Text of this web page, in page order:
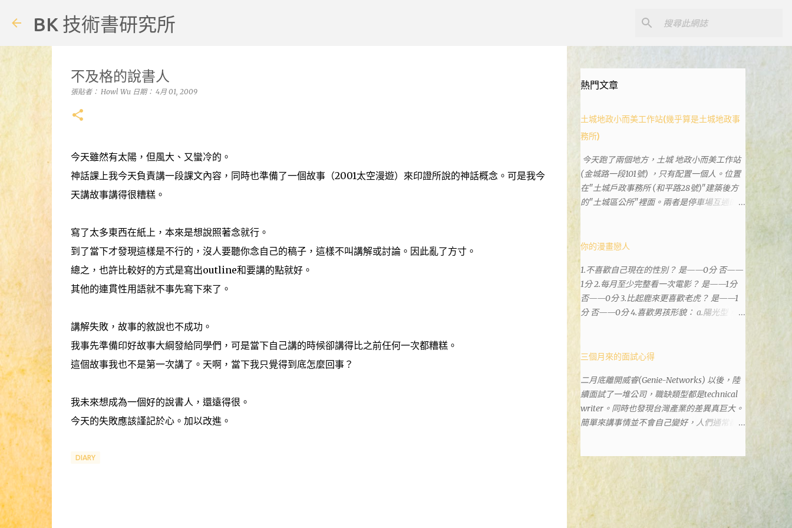
BK 技術書研究所
不及格的說書人
張貼者： Howl Wu 日期： 4月 01, 2009
今天雖然有太陽，但風大、又蠻冷的。
神話課上我今天負責講一段課文內容，同時也準備了一個故事（2001太空漫遊）來印證所說的神話概念。可是我今
天講故事講得很糟糕。
寫了太多東西在紙上，本來是想說照著念就行。
到了當下才發現這樣是不行的，沒人要聽你念自己的稿子，這樣不叫講解或討論。因此亂了方寸。
總之，也許比較好的方式是寫出outline和要講的點就好。
其他的連貫性用語就不事先寫下來了。
講解失敗，故事的敘說也不成功。
我事先準備印好故事大綱發給同學們，可是當下自己講的時候卻講得比之前任何一次都糟糕。
這個故事我也不是第一次講了。天啊，當下我只覺得到底怎麼回事？
我未來想成為一個好的說書人，還遠得很。
今天的失敗應該謹記於心。加以改進。
DIARY
熱門文章
土城地政小而美工作站(幾乎算是土城地政事
務所)
今天跑了兩個地方，土城 地政小而美工作站
(金城路一段101號) ，只有配置一個人。位置
在"土城戶政事務所 (和平路28號)"建築後方
的"土城區公所"裡面。兩者是停車場互通的，
所等建築。所以都在一塊，但你可能會走錯大
樓。 Google評論上有不少跑錯的人，以為地
政也配置在戶政事務所裡面。但其實 土城沒
有正式的地政事務所，只有地政小而美工作站
，也已經能處理大部分需求。我是因為有了法
院公文才拿到了第三類謄本的紀錄，看到以後
資源。但我不知道審判時法官會不會去調閱這
細心，在案牘勞形中，會願意為了這種小人物
受害案件去挖出更大的黑幕。 辦理人員非常
專業熱心，也非常忙碌。還告訴我目前需要的
關鍵特定檔案(原案登記簿案件，接露轉手時
務所 )去取得。不過實際到了現場發現還是需
要法院的正式行文才可以拿到這些檔案，因為
我並非權利人，只是被捲入事件的租客。 在
這過程中我覺得很像行走於沙漠的求生者，在
一個小綠洲受到指引要繼續往某個方向才能脫
你的漫畫戀人
1.不喜歡自己現在的性別？ 是——0分 否——
1分 2.每月至少完整看一次電影？ 是——1分
否——0分 3.比起鹿來更喜歡老虎？ 是——1
分 否——0分 4.喜歡男孩形貌： a.陽光型，很
可愛——4分 5.喜歡女孩形貌： a.楚楚動人，
麗高貴的大家閨秀－3分 d.頹廢另類狂放——1
分 6.希望戀人的姓氏： a.大眾化——1分 b.罕
見，古色古香的複姓——2分 c.配上名字動聽
——4分 d.叫什麼都無所謂——3分 7.下列活動
午檯球——3分 c.正式的舞會——4分 d.猜謎或
搶答——2分 8.橡皮與立可白，更常用： 橡皮
——1分 立可白——0分 9.喜歡下列哪一種顏
色搭配： a.紅加黑——1分 b.金加銀——2分 c.
粉加白——4分 d.粉加灰——3分 10.有多少特
長？ a.沒有——2分 b.1、2項——4分 c.3、4項
三個月來的面試心得
二月底離開威睿(Genie-Networks) 以後，陸
續面試了一堆公司，職缺類型都是technical
writer。同時也發現台灣產業的差異真巨大。
簡單來講事情並不會自己變好，人們通常都是
是這樣。 (因為我原本預計離開威睿的時間是
八月左右，這個時間比我預期的早了半年。感
謝某個腦袋不清楚的R大股東兼被冰凍的主
管，減少了我會繼續在這間公司浪費掉的生
命。) 這個過程其實是比較倉促的，原因稍後